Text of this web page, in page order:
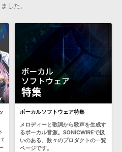
した。
ボーカルソフトウェア特集
メロディーと歌詞から歌声を生成す
るボーカル音源。SONICWIREで扱
いのある、数々のプロダクトの一覧
ページです。